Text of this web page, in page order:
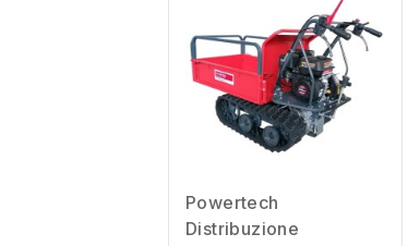
Powertech
Distribuzione